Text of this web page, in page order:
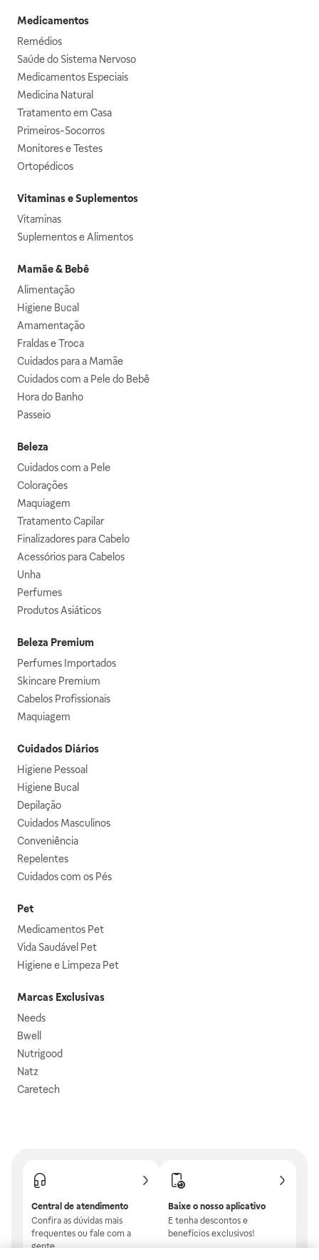
Medicamentos
Remédios
Saúde do Sistema Nervoso
Medicamentos Especiais
Medicina Natural
Tratamento em Casa
Primeiros-Socorros
Monitores e Testes
Ortopédicos
Vitaminas e Suplementos
Vitaminas
Suplementos e Alimentos
Mamãe & Bebê
Alimentação
Higiene Bucal
Amamentação
Fraldas e Troca
Cuidados para a Mamãe
Cuidados com a Pele do Bebê
Hora do Banho
Passeio
Beleza
Cuidados com a Pele
Colorações
Maquiagem
Tratamento Capilar
Finalizadores para Cabelo
Acessórios para Cabelos
Unha
Perfumes
Produtos Asiáticos
Beleza Premium
Perfumes Importados
Skincare Premium
Cabelos Profissionais
Maquiagem
Cuidados Diários
Higiene Pessoal
Higiene Bucal
Depilação
Cuidados Masculinos
Conveniência
Repelentes
Cuidados com os Pés
Pet
Medicamentos Pet
Vida Saudável Pet
Higiene e Limpeza Pet
Marcas Exclusivas
Needs
Bwell
Nutrigood
Natz
Caretech
Central de atendimento
Confira as dúvidas mais
frequentes ou fale com a
gente.
Baixe o nosso aplicativo
E tenha descontos e
benefícios exclusivos!